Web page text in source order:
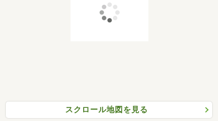
スクロール地図を見る